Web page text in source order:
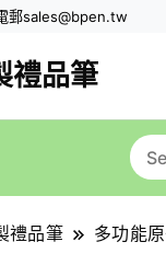
郵sales@bpen.tw
禮品筆
禮品筆 多功能